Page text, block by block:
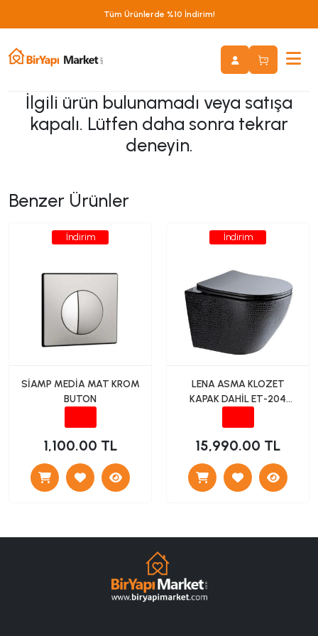
Tüm Ürünlerde %10 İndirim!
İlgili ürün bulunamadı veya satışa
kapalı. Lütfen daha sonra tekrar
deneyin.
Benzer Ürünler
İndirim
SİAMP MEDİA MAT KROM
BUTON
1,100.00 TL
İndirim
LENA ASMA KLOZET
KAPAK DAHİL ET-204
15,990.00 TL